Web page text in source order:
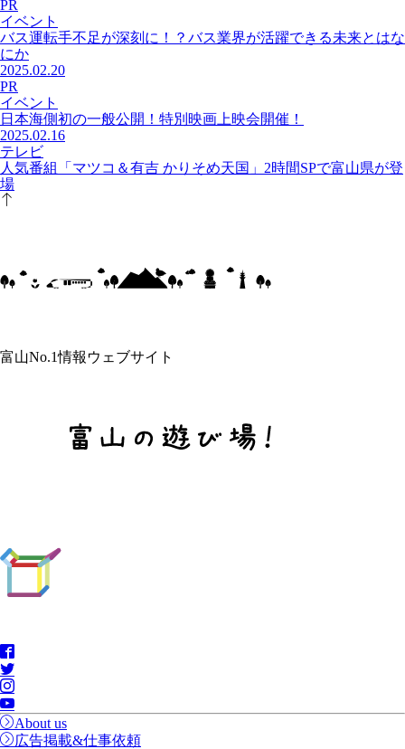
PR
イベント
バス運転手不足が深刻に！？バス業界が活躍できる未来とはな
にか
2025.02.20
PR
イベント
日本海側初の一般公開！特別映画上映会開催！
2025.02.16
テレビ
人気番組「マツコ＆有吉 かりそめ天国」2時間SPで富山県が登
場
富山No.1情報ウェブサイト
About us
広告掲載&仕事依頼